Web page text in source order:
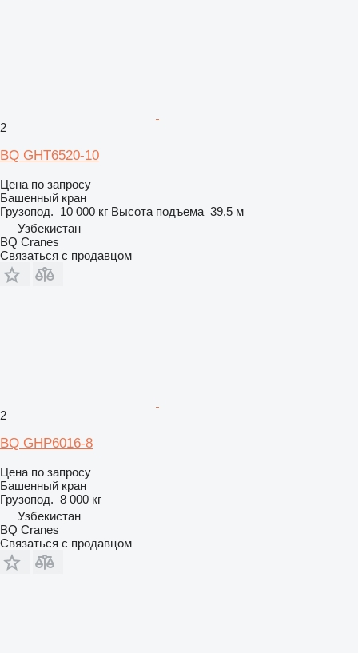
2
BQ GHT6520-10
Цена по запросу
Башенный кран
Грузопод. 10 000 кг Высота подъема 39,5 м
Узбекистан
BQ Cranes
Связаться с продавцом
2
BQ GHP6016-8
Цена по запросу
Башенный кран
Грузопод. 8 000 кг
Узбекистан
BQ Cranes
Связаться с продавцом